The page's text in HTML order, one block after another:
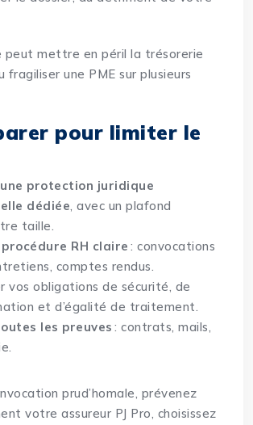
peut mettre en péril la trésorerie
fragiliser une PME sur plusieurs
pour limiter le
une protection juridique
dédiée, avec un plafond
taille.
procédure RH claire : convocations
comptes rendus.
vos obligations de sécurité, de
et d’égalité de traitement.
les preuves : contrats, mails,
prud’homale, prévenez
votre assureur PJ Pro, choisissez